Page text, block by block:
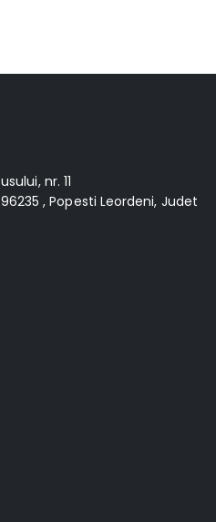
nr. 11
, Popesti Leordeni, Judet